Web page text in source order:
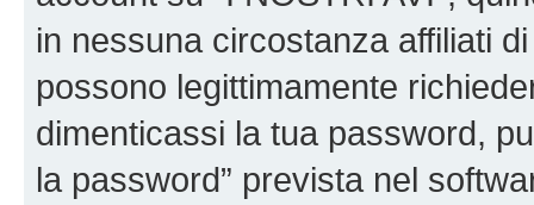
in nessuna circostanza affiliati
possono legittimamente
dimenticassi la tua password,
la password” prevista nel